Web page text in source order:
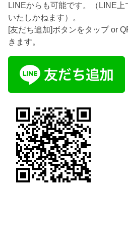
LINEからも可能です。（LINE
いたしかねます）。
[友だち追加]ボタンをタップ or
きます。